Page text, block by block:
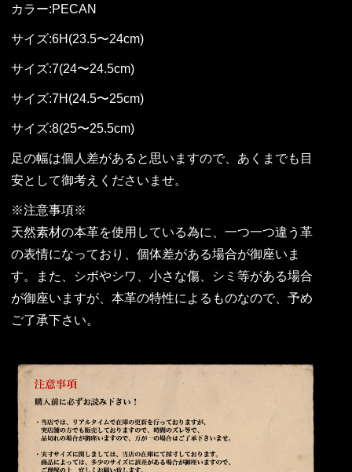
カラー:PECAN
サイズ:6H(23.5〜24cm)
サイズ:7(24〜24.5cm)
サイズ:7H(24.5〜25cm)
サイズ:8(25〜25.5cm)
足の幅は個人差があると思いますので、あくまでも目
安として御考えくださいませ。
※注意事項※
天然素材の本革を使用している為に、一つ一つ違う革
の表情になっており、個体差がある場合が御座いま
す。また、シボやシワ、小さな傷、シミ等がある場合
が御座いますが、本革の特性によるものなので、予め
ご了承下さい。